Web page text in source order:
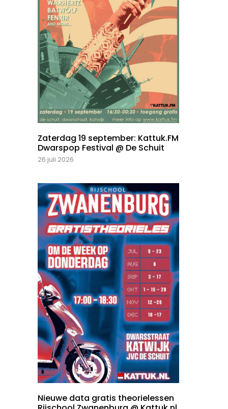
Zaterdag 19 september: Kattuk.FM
Dwarspop Festival @ De Schuit
26 juli 2026
Nieuwe data gratis theorielessen